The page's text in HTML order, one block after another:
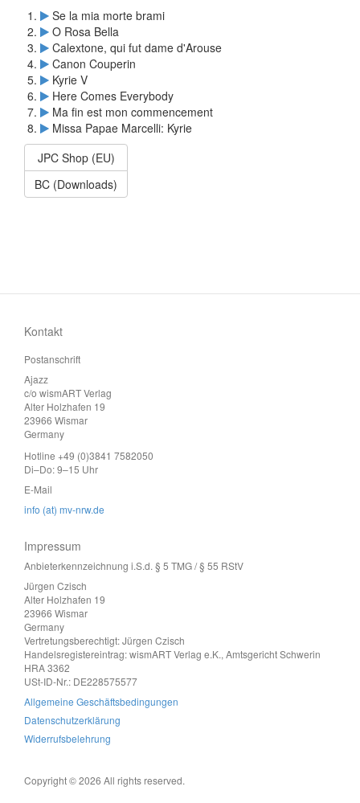
Se la mia morte brami
O Rosa Bella
Calextone, qui fut dame d'Arouse
Canon Couperin
Kyrie V
Here Comes Everybody
Ma fin est mon commencement
Missa Papae Marcelli: Kyrie
JPC Shop (EU)
BC (Downloads)
Kontakt
Postanschrift
Ajazz
c/o wismART Verlag
Alter Holzhafen 19
23966 Wismar
Germany
Hotline +49 (0)3841 7582050
Di–Do: 9–15 Uhr
E-Mail
info (at) mv-nrw.de
Impressum
Anbieterkennzeichnung i.S.d. § 5 TMG / § 55 RStV
Jürgen Czisch
Alter Holzhafen 19
23966 Wismar
Germany
Vertretungsberechtigt: Jürgen Czisch
Handelsregistereintrag: wismART Verlag e.K., Amtsgericht Schwerin
HRA 3362
USt-ID-Nr.: DE228575577
Allgemeine Geschäftsbedingungen
Datenschutzerklärung
Widerrufsbelehrung
Copyright © 2026 All rights reserved.